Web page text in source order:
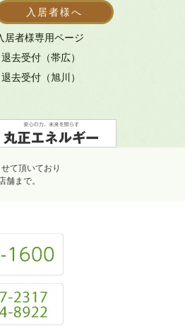
入居者様へ
居者様専用ページ
去受付（帯広）
去受付（旭川）
て頂いており
まで。